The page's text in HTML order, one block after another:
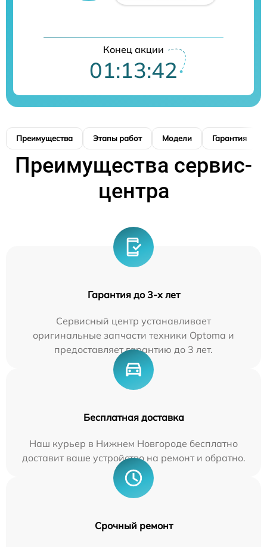
Конец акции
01:13:41
Преимущества Этапы работ Модели Гарантия
Преимущества сервис-
центра
Гарантия до 3-х лет
Сервисный центр устанавливает
оригинальные запчасти техники Optoma и
предоставляет гарантию до 3 лет.
Бесплатная доставка
Наш курьер в Нижнем Новгороде бесплатно
доставит ваше устройство на ремонт и обратно.
Срочный ремонт